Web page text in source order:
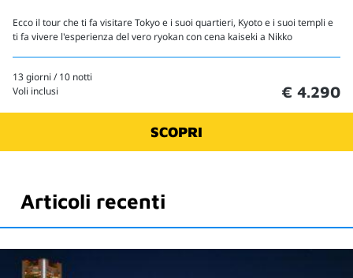
Ecco il tour che ti fa visitare Tokyo e i suoi quartieri, Kyoto e i suoi templi e
ti fa vivere l'esperienza del vero ryokan con cena kaiseki a Nikko
13 giorni / 10 notti
Voli inclusi
€ 4.290
SCOPRI
Articoli recenti